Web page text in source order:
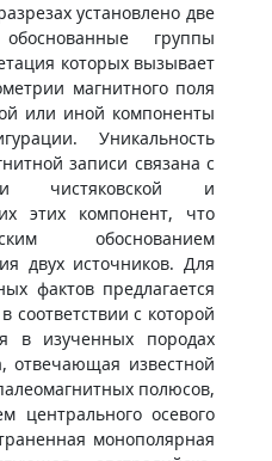
установлено две
группы
которых вызывает
магнитного поля
или иной компоненты
Уникальность
записи связана с
чистяковской и
этих компонент, что
обоснованием
двух источников. Для
фактов предлагается
соответствии с которой
в изученных породах
отвечающая известной
полюсов,
центрального осевого
монополярная